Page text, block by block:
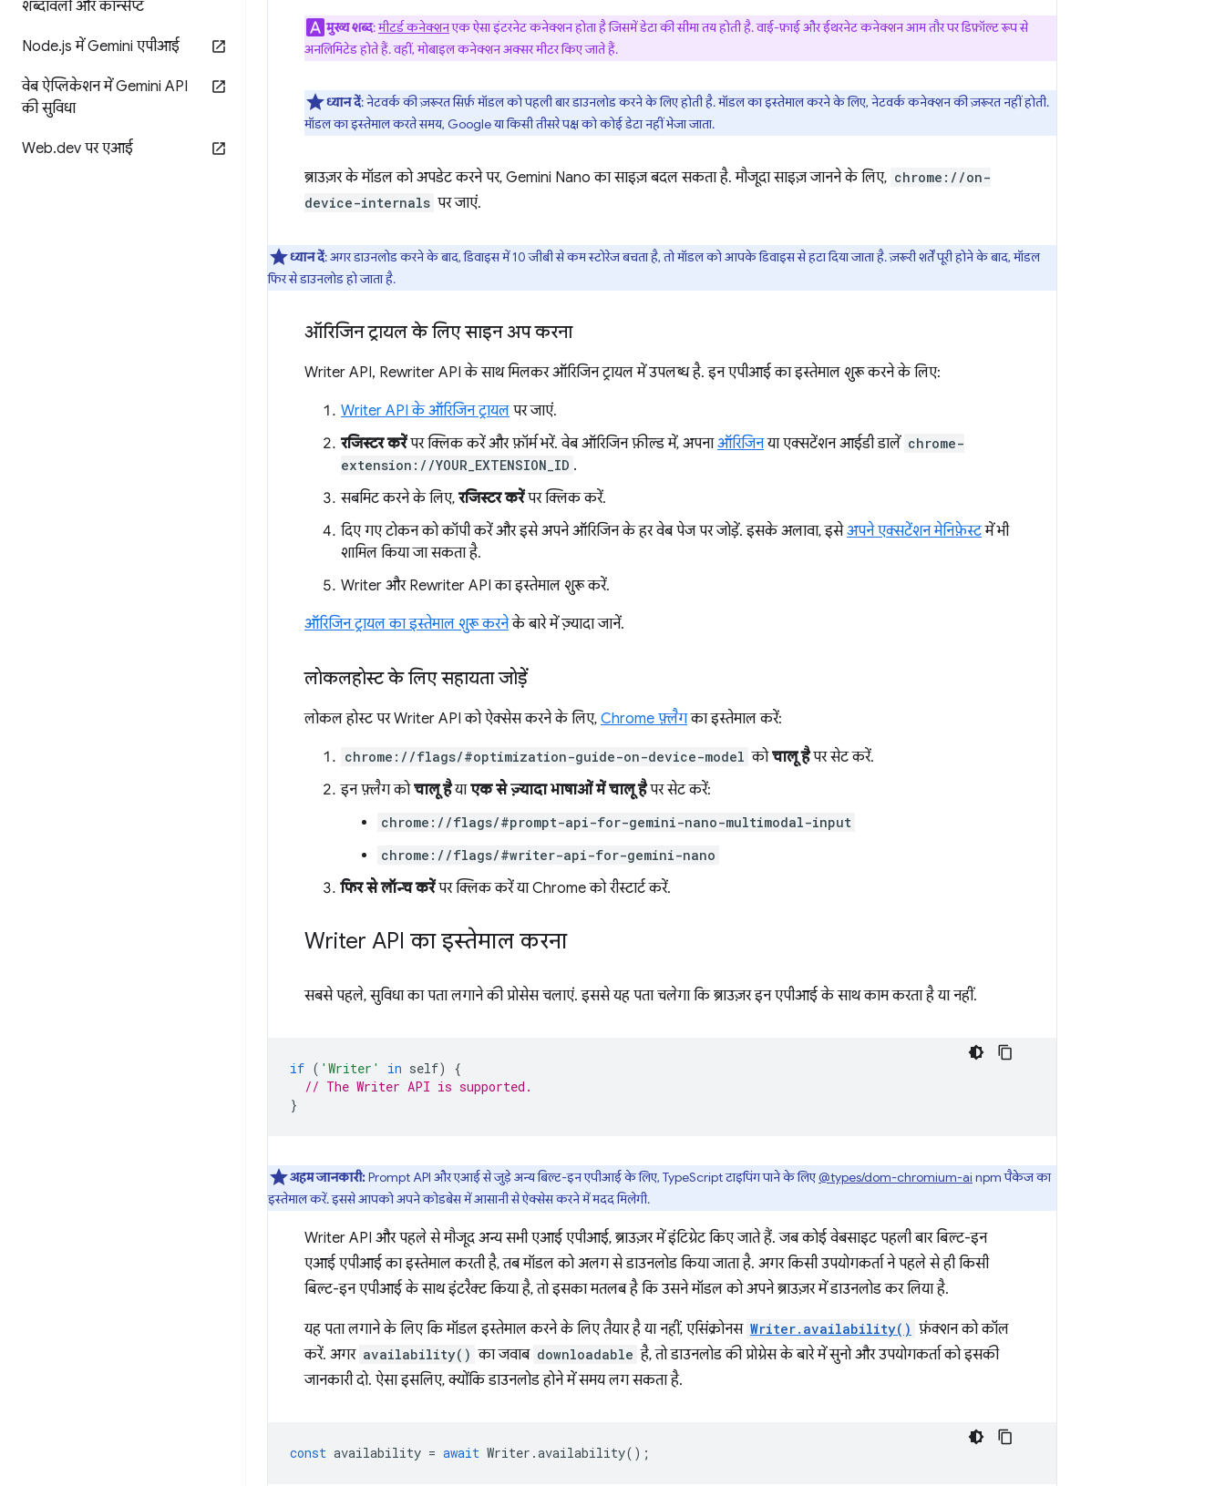
शब्दावली और कॉन्सेप्ट
Node.js में Gemini एपीआई
वेब ऐप्लिकेशन में Gemini API
की सुविधा
Web.dev पर एआई
मुख्य शब्द:मीटर्ड कनेक्शनएक ऐसा इंटरनेट कनेक्शन होता है जिसमें डेटा की सीमा तय होती है. वाई-फ़ाई और ईथरनेट कनेक्शन आम तौर पर डिफ़ॉल्ट रूप से
अनलिमिटेड होते हैं. वहीं, मोबाइल कनेक्शन अक्सर मीटर किए जाते हैं.
ध्यान दें: नेटवर्क की ज़रूरत सिर्फ़ मॉडल को पहली बार डाउनलोड करने के लिए होती है. मॉडल का इस्तेमाल करने के लिए, नेटवर्क कनेक्शन की ज़रूरत नहीं होती.
मॉडल का इस्तेमाल करते समय, Google या किसी तीसरे पक्ष को कोई डेटा नहीं भेजा जाता.
ब्राउज़र के मॉडल को अपडेट करने पर, Gemini Nano का साइज़ बदल सकता है. मौजूदा साइज़ जानने के लिए, chrome://on-
device-internals पर जाएं.
ध्यान दें: अगर डाउनलोड करने के बाद, डिवाइस में 10 जीबी से कम स्टोरेज बचता है, तो मॉडल को आपके डिवाइस से हटा दिया जाता है. ज़रूरी शर्तें पूरी होने के बाद, मॉडल
फिर से डाउनलोड हो जाता है.
ऑरिजिन ट्रायल के लिए साइन अप करना
Writer API, Rewriter API के साथ मिलकर ऑरिजिन ट्रायल में उपलब्ध है. इन एपीआई का इस्तेमाल शुरू करने के लिए:
Writer API के ऑरिजिन ट्रायल पर जाएं.
रजिस्टर करेंपर क्लिक करें और फ़ॉर्म भरें. वेब ऑरिजिन फ़ील्ड में, अपनाऑरिजिनया एक्सटेंशन आईडी डालें chrome-
extension://YOUR_EXTENSION_ID .
सबमिट करने के लिए, रजिस्टर करेंपर क्लिक करें.
दिए गए टोकन को कॉपी करें और इसे अपने ऑरिजिन के हर वेब पेज पर जोड़ें. इसके अलावा, इसेअपने एक्सटेंशन मेनिफ़ेस्टमें भी
शामिल किया जा सकता है.
Writer और Rewriter API का इस्तेमाल शुरू करें.
ऑरिजिन ट्रायल का इस्तेमाल शुरू करनेके बारे में ज़्यादा जानें.
लोकलहोस्ट के लिए सहायता जोड़ें
लोकल होस्ट पर Writer API को ऐक्सेस करने के लिए, Chrome फ़्लैगका इस्तेमाल करें:
chrome://flags/#optimization-guide-on-device-model कोचालू हैपर सेट करें.
इन फ़्लैग कोचालू हैयाएक से ज़्यादा भाषाओं में चालू हैपर सेट करें:
chrome://flags/#prompt-api-for-gemini-nano-multimodal-input
chrome://flags/#writer-api-for-gemini-nano
फिर से लॉन्च करेंपर क्लिक करें या Chrome को रीस्टार्ट करें.
Writer API का इस्तेमाल करना
सबसे पहले, सुविधा का पता लगाने की प्रोसेस चलाएं. इससे यह पता चलेगा कि ब्राउज़र इन एपीआई के साथ काम करता है या नहीं.
if ( 'Writer' in self)
{
// The Writer API is supported.
}
अहम जानकारी:Prompt API और एआई से जुड़े अन्य बिल्ट-इन एपीआई के लिए, TypeScript टाइपिंग पाने के लिए@types/dom-chromium-ai npm पैकेज का
इस्तेमाल करें. इससे आपको अपने कोडबेस में आसानी से ऐक्सेस करने में मदद मिलेगी.
Writer API और पहले से मौजूद अन्य सभी एआई एपीआई, ब्राउज़र में इंटिग्रेट किए जाते हैं. जब कोई वेबसाइट पहली बार बिल्ट-इन
एआई एपीआई का इस्तेमाल करती है, तब मॉडल को अलग से डाउनलोड किया जाता है. अगर किसी उपयोगकर्ता ने पहले से ही किसी
बिल्ट-इन एपीआई के साथ इंटरैक्ट किया है, तो इसका मतलब है कि उसने मॉडल को अपने ब्राउज़र में डाउनलोड कर लिया है.
यह पता लगाने के लिए कि मॉडल इस्तेमाल करने के लिए तैयार है या नहीं, एसिंक्रोनस Writer.availability() फ़ंक्शन को कॉल
करें. अगर availability() का जवाब downloadable है, तो डाउनलोड की प्रोग्रेस के बारे में सुनो और उपयोगकर्ता को इसकी
जानकारी दो. ऐसा इसलिए, क्योंकि डाउनलोड होने में समय लग सकता है.
const availability = await Writer .availability();